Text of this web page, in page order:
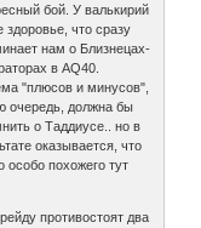
бой. У валькирий
здоровье, что сразу
нам о Близнецах-
в AQ40.
"плюсов и минусов",
очередь, должна бы
о Таддиусе.. но в
оказывается, что
особо похожего тут
противостоят два